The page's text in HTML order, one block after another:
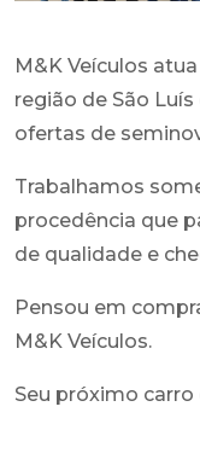
M&K Veículos
região de São
ofertas de
Trabalhamos
procedência que
de qualidade e
Pensou em
M&K Veículos.
Seu próximo carro